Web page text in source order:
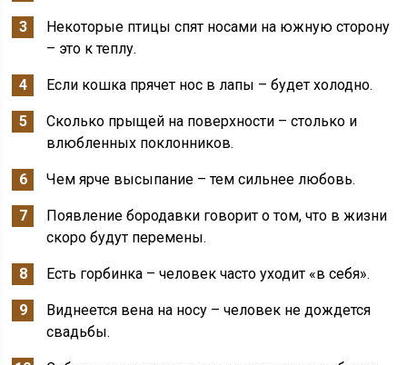
Некоторые птицы спят носами на южную сторону
– это к теплу.
Если кошка прячет нос в лапы – будет холодно.
Сколько прыщей на поверхности – столько и
влюбленных поклонников.
Чем ярче высыпание – тем сильнее любовь.
Появление бородавки говорит о том, что в жизни
скоро будут перемены.
Есть горбинка – человек часто уходит «в себя».
Виднеется вена на носу – человек не дождется
свадьбы.